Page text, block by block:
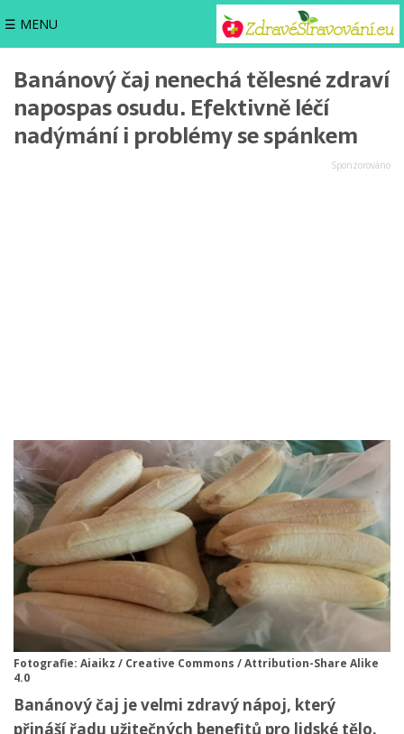
☰ MENU
Banánový čaj nenechá tělesné zdraví
napospas osudu. Efektivně léčí
nadýmání i problémy se spánkem
Fotografie: Aiaikz / Creative Commons / Attribution-Share Alike
4.0
Banánový čaj je velmi zdravý nápoj, který
přináší řadu užitečných benefitů pro lidské tělo.